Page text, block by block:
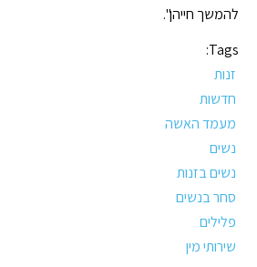
להמשך חייהן".
Tags:
זנות
חדשות
מעמד האשה
נשים
נשים בזנות
סחר בנשים
פלילים
שירותי מין